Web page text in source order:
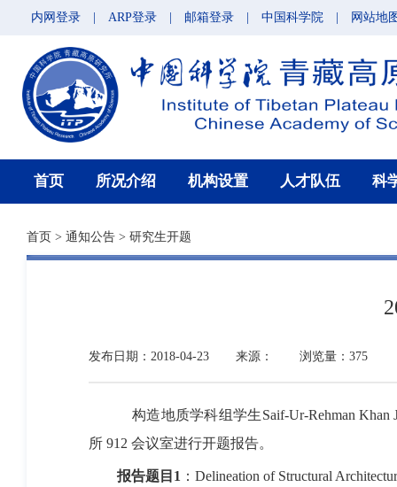
内网登录 ARP登录 邮箱登录 中国科学院 网站地
首页 所况介绍 机构设置 人才队伍 科
首页 > 通知公告 > 研究生开题
发布日期：2018-04-23 来源： 浏览量：375
构造地质学科组学生Saif-Ur-Rehman Khan
所 912 会议室进行开题报告。
报告题目 1 ： Delineation of Structural